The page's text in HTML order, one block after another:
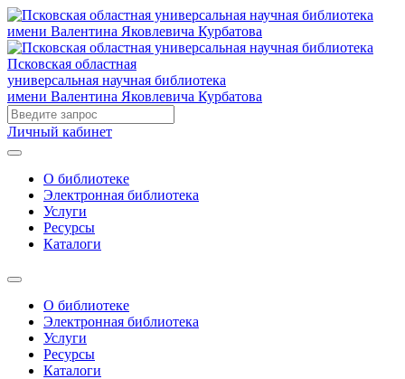
Псковская областная
универсальная научная библиотека
имени Валентина Яковлевича Курбатова
Личный кабинет
О библиотеке
Электронная библиотека
Услуги
Ресурсы
Каталоги
О библиотеке
Электронная библиотека
Услуги
Ресурсы
Каталоги